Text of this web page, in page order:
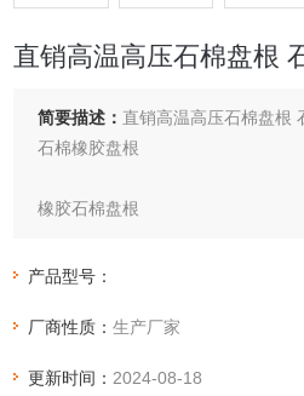
直销高温高压石棉盘根
简要描述： 直销高温高压石棉盘根
石棉橡胶盘根
橡胶石棉盘根
石棉橡胶盘根用浸橡胶石棉线编织
丝、铅丝、不锈钢丝）石棉橡胶高
产品型号：
厂商性质：生产厂家
更新时间： 2024-08-18